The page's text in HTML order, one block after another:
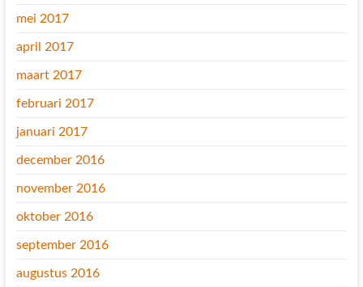
mei 2017
april 2017
maart 2017
februari 2017
januari 2017
december 2016
november 2016
oktober 2016
september 2016
augustus 2016